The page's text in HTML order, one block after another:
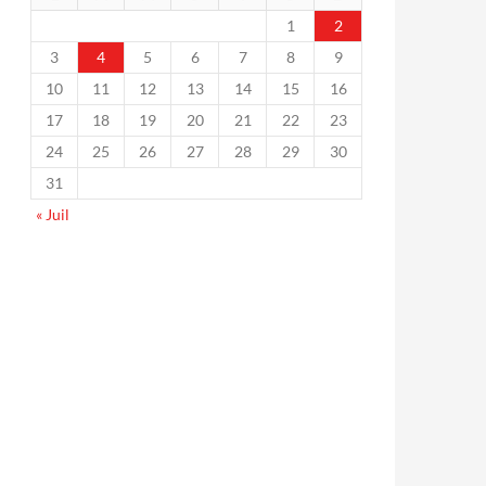
1
2
3
4 5 6 7 8
9
10
11 12 13 14 15
16
17
18 19 20 21 22
23
24
25 26 27 28 29
30
31
« Juil